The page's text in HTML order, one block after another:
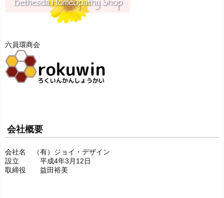
六員環商会
会社概要
会社名 （有）ジョイ・デザイン
設立 平成4年3月12日
取締役 益田裕美